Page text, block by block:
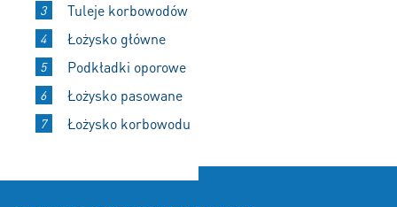
Tuleje korbowodów
Łożysko główne
Podkładki oporowe
Łożysko pasowane
Łożysko korbowodu